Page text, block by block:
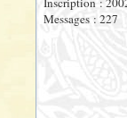
Messages : 227